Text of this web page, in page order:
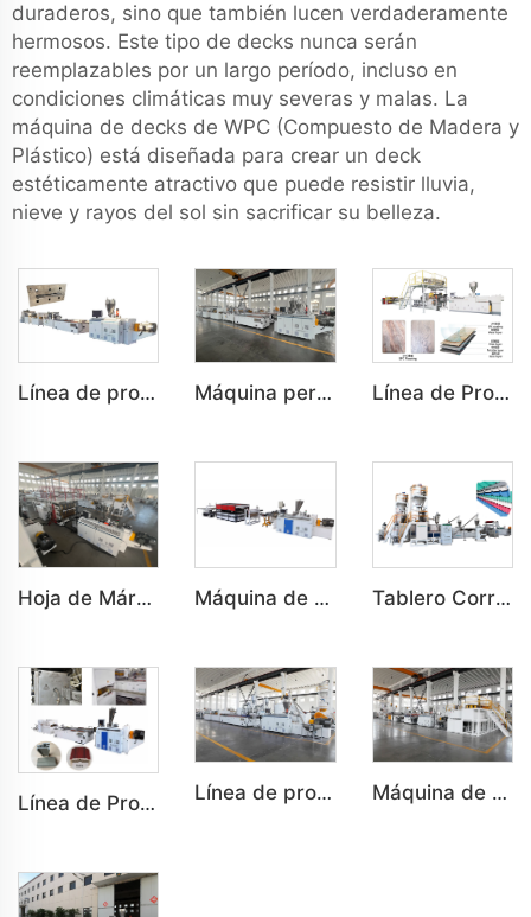
duraderos, sino que también lucen verdaderamente
hermosos. Este tipo de decks nunca serán
reemplazables por un largo período, incluso en
condiciones climáticas muy severas y malas. La
máquina de decks de WPC (Compuesto de Madera y
Plástico) está diseñada para crear un deck
estéticamente atractivo que puede resistir lluvia,
nieve y rayos del sol sin sacrificar su belleza.
Línea de producción de decoración interior de paneles de techo plásticos de PVC personalizados Máquina personalizada para paneles de armario de PVC, cajón de zapatos, partición de baño Línea de Producción de Suelos Ecológicos de Calcio-Plástico Personalizados (SPC)
Hoja de Mármol PVC UV Hoja UV Tablero de Imitación de Mármol Decoración Interior para Máquinas Máquina de Tejas Curvas de Paso Techado de PVC de Capa Única o Múltiple con Aislamiento Térmico Tablero Corrugado de PVC de Capa Única o Múltiple con Aislamiento Térmico Teja de Techo para Máquinas
Línea de Producción de Decoración Interior y Exterior a Medida de Marcos de Puerta de PVC Línea de producción de paneles de puertas de dormitorio y baño plásticos WPC de PVC personalizados Máquina de tablero de espuma semi-laminada de PVC (WPC), tablero de espuma coextruido